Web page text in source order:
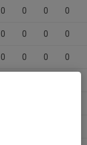
0 0 0 0
0 0 0 0
0 0 0 0